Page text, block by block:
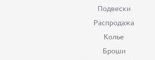
Подвески
Распродажа
Колье
Броши